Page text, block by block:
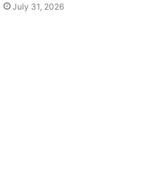
July 31, 2026